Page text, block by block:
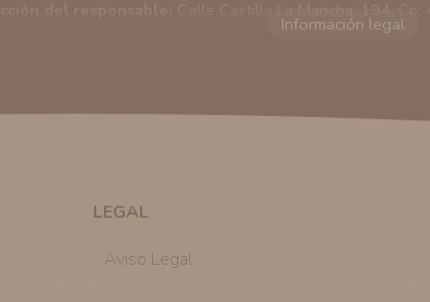
Sus datos serán usados para poder enviarle
a los artículos que ha adquirido. Puede solicitar la
Con carácter general, sólo el personal de
Tiene derecho a saber qué información tenemos
LEGAL
Aviso Legal